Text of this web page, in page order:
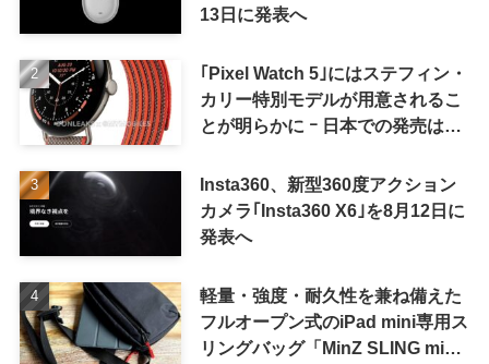
13日に発表へ
｢Pixel Watch 5｣にはステフィン・
カリー特別モデルが用意されるこ
とが明らかに ｰ 日本での発売は期
Insta360、新型360度アクション
カメラ｢Insta360 X6｣を8月12日に
発表へ
軽量・強度・耐久性を兼ね備えた
フルオープン式のiPad mini専用ス
リングバッグ「MinZ SLING mini